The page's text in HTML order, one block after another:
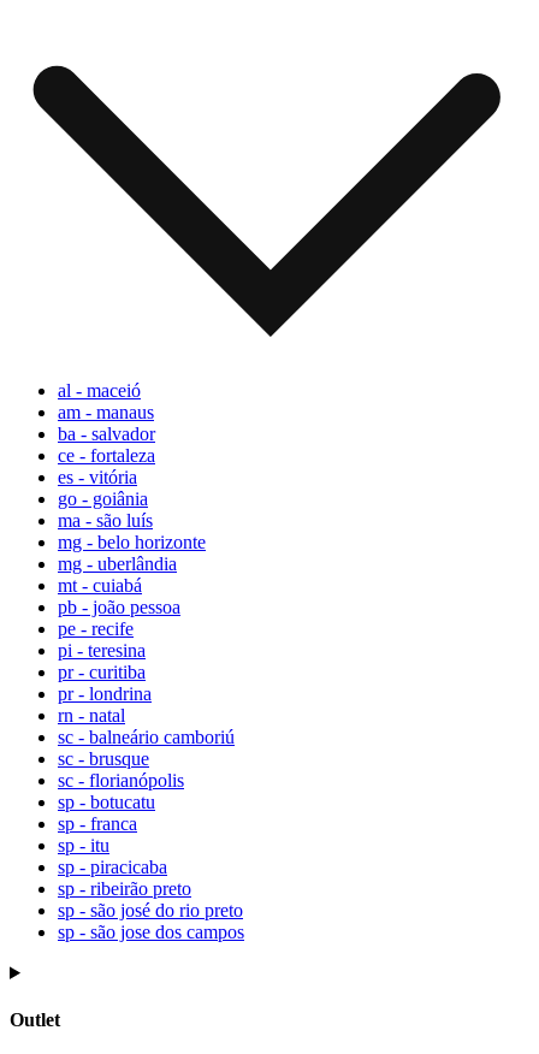
al - maceió
am - manaus
ba - salvador
ce - fortaleza
es - vitória
go - goiânia
ma - são luís
mg - belo horizonte
mg - uberlândia
mt - cuiabá
pb - joão pessoa
pe - recife
pi - teresina
pr - curitiba
pr - londrina
rn - natal
sc - balneário camboriú
sc - brusque
sc - florianópolis
sp - botucatu
sp - franca
sp - itu
sp - piracicaba
sp - ribeirão preto
sp - são josé do rio preto
sp - são jose dos campos
Outlet